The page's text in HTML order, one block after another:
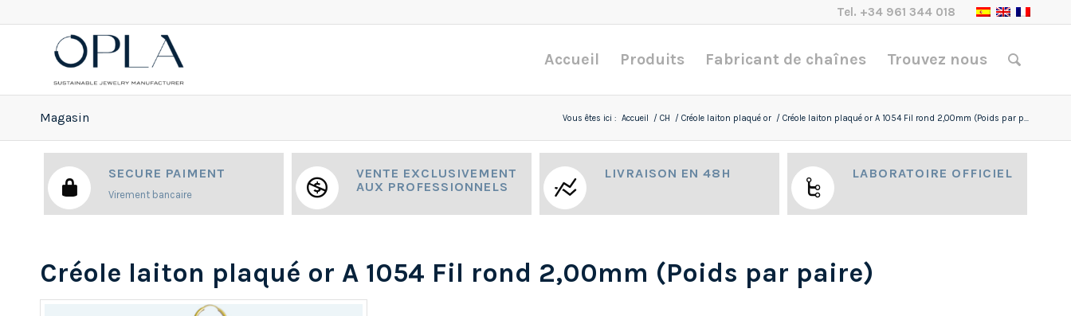
Tel. +34 961 344 018
Accueil Produits Fabricant de chaînes Trouvez nous
Magasin Vous êtes ici : Accueil / CH / Créole laiton plaqué or / Créole laiton plaqué or A 1054 Fil rond 2,00mm (Poids par p...
SECURE PAIMENT
Virement bancaire
VENTE EXCLUSIVEMENT
AUX PROFESSIONNELS
LIVRAISON EN 48H LABORATOIRE OFFICIEL
Créole laiton plaqué or A 1054 Fil rond 2,00mm (Poids par paire)